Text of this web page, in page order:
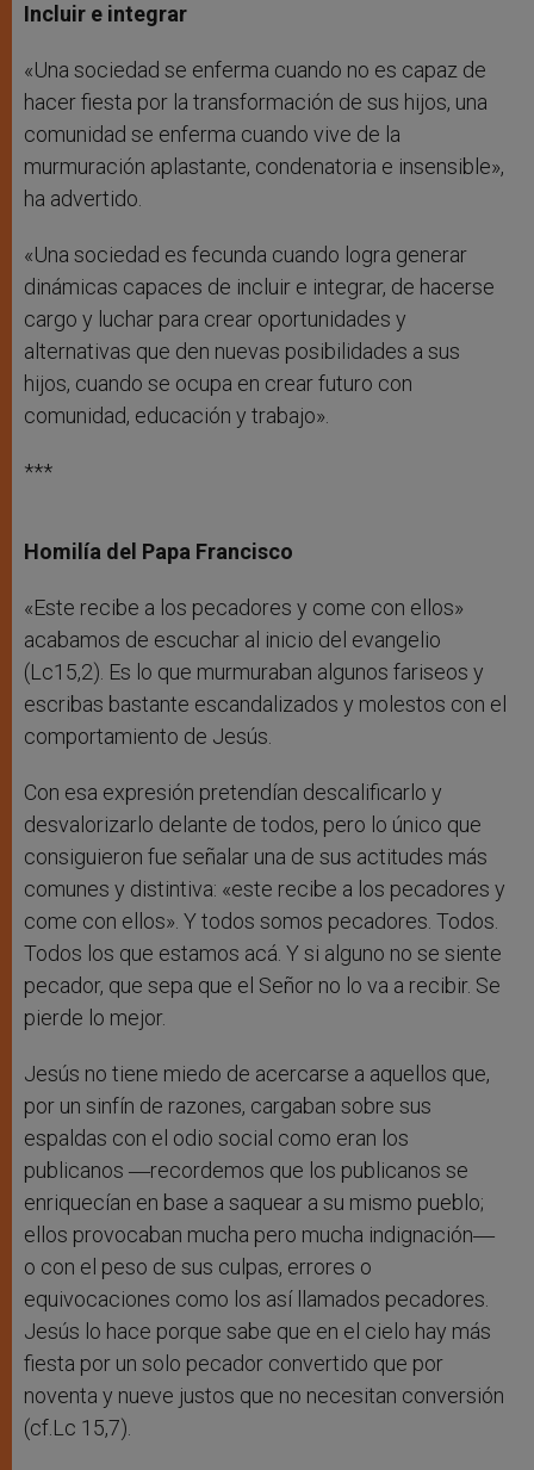
Incluir e integrar
«Una sociedad se enferma cuando no es capaz de
hacer fiesta por la transformación de sus hijos, una
comunidad se enferma cuando vive de la
murmuración aplastante, condenatoria e insensible»,
ha advertido.
«Una sociedad es fecunda cuando logra generar
dinámicas capaces de incluir e integrar, de hacerse
cargo y luchar para crear oportunidades y
alternativas que den nuevas posibilidades a sus
hijos, cuando se ocupa en crear futuro con
comunidad, educación y trabajo».
***
Homilía del Papa Francisco
«Este recibe a los pecadores y come con ellos»
acabamos de escuchar al inicio del evangelio
(Lc15,2). Es lo que murmuraban algunos fariseos y
escribas bastante escandalizados y molestos con el
comportamiento de Jesús.
Con esa expresión pretendían descalificarlo y
desvalorizarlo delante de todos, pero lo único que
consiguieron fue señalar una de sus actitudes más
comunes y distintiva: «este recibe a los pecadores y
come con ellos». Y todos somos pecadores. Todos.
Todos los que estamos acá. Y si alguno no se siente
pecador, que sepa que el Señor no lo va a recibir. Se
pierde lo mejor.
Jesús no tiene miedo de acercarse a aquellos que,
por un sinfín de razones, cargaban sobre sus
espaldas con el odio social como eran los
publicanos ―recordemos que los publicanos se
enriquecían en base a saquear a su mismo pueblo;
ellos provocaban mucha pero mucha indignación―
o con el peso de sus culpas, errores o
equivocaciones como los así llamados pecadores.
Jesús lo hace porque sabe que en el cielo hay más
fiesta por un solo pecador convertido que por
noventa y nueve justos que no necesitan conversión
(cf.Lc 15,7).